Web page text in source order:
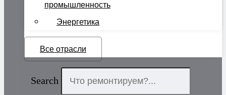
промышленность
Энергетика
Все отрасли
Search